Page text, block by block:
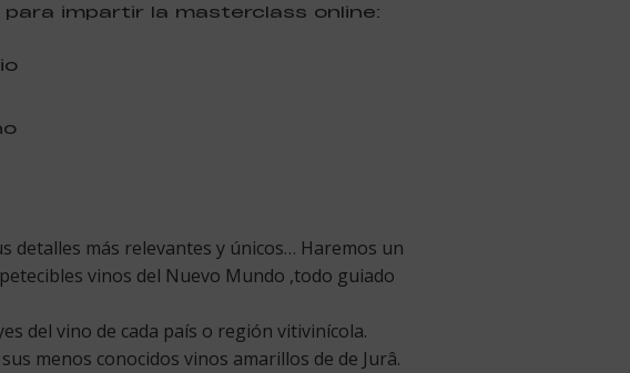
impartir la masterclass online:
detalles más relevantes y únicos… Haremos un
vinos del Nuevo Mundo ,todo guiado
del vino de cada país o región vitivinícola.
menos conocidos vinos amarillos de de Jurâ.